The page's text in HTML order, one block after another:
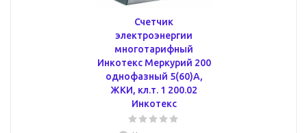
Счетчик
электроэнергии
многотарифный
Инкотекс Меркурий 200
однофазный 5(60)А,
ЖКИ, кл.т. 1 200.02
Инкотекс